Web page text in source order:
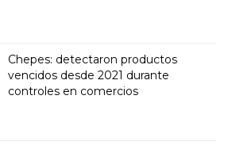
Chepes: detectaron productos
vencidos desde 2021 durante
controles en comercios